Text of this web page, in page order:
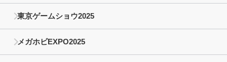
東京ゲームショウ2025
メガホビEXPO2025